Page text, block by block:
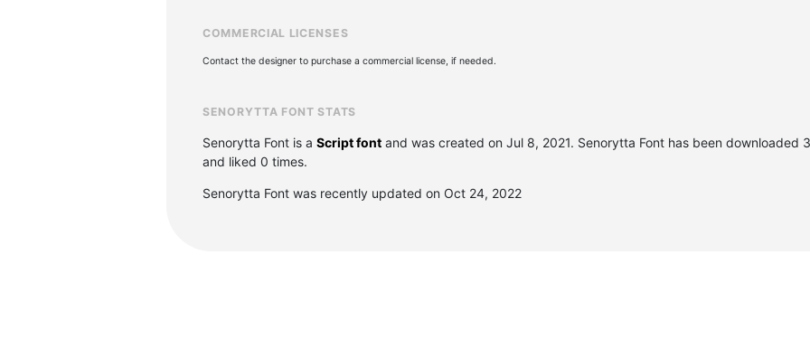
COMMERCIAL LICENSES
Contact the designer to purchase a commercial license, if needed.
SENORYTTA FONT STATS
Senorytta Font is a Script font and was created on Jul 8, 2021. Senorytta Font has been downloaded
and liked 0 times.
Senorytta Font was recently updated on Oct 24, 2022